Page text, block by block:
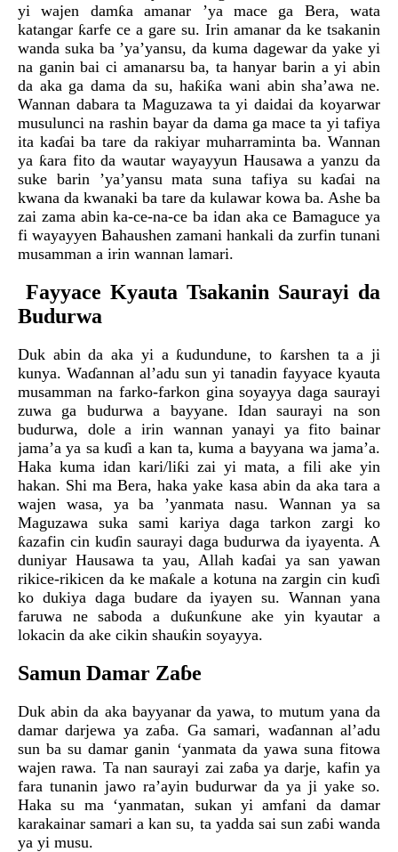
yi wajen damƙa amanar ’ya mace ga Bera, wata
katangar ƙarfe ce a gare su. Irin amanar da ke tsakanin
wanda suka ba ’ya’yansu, da kuma dagewar da yake yi
na ganin bai ci amanarsu ba, ta hanyar barin a yi abin
da aka ga dama da su, haƙiƙa wani abin sha’awa ne.
Wannan dabara ta Maguzawa ta yi daidai da koyarwar
musulunci na rashin bayar da dama ga mace ta yi tafiya
ita kaɗai ba tare da rakiyar muharraminta ba. Wannan
ya ƙara fito da wautar wayayyun Hausawa a yanzu da
suke barin ’ya’yansu mata suna tafiya su kaɗai na
kwana da kwanaki ba tare da kulawar kowa ba. Ashe ba
zai zama abin ka-ce-na-ce ba idan aka ce Bamaguce ya
fi wayayyen Bahaushen zamani hankali da zurfin tunani
musamman a irin wannan lamari.
Fayyace Kyauta Tsakanin Saurayi da
Budurwa
Duk abin da aka yi a ƙudundune, to ƙarshen ta a ji
kunya. Waɗannan al’adu sun yi tanadin fayyace kyauta
musamman na farko-farkon gina soyayya daga saurayi
zuwa ga budurwa a bayyane. Idan saurayi na son
budurwa, dole a irin wannan yanayi ya fito bainar
jama’a ya sa kuɗi a kan ta, kuma a bayyana wa jama’a.
Haka kuma idan kari/liƙi zai yi mata, a fili ake yin
hakan. Shi ma Bera, haka yake kasa abin da aka tara a
wajen wasa, ya ba ’yanmata nasu. Wannan ya sa
Maguzawa suka sami kariya daga tarkon zargi ko
ƙazafin cin kuɗin saurayi daga budurwa da iyayenta. A
duniyar Hausawa ta yau, Allah kaɗai ya san yawan
rikice-rikicen da ke maƙale a kotuna na zargin cin kuɗi
ko dukiya daga budare da iyayen su. Wannan yana
faruwa ne saboda a duƙunƙune ake yin kyautar a
lokacin da ake cikin shauƙin soyayya.
Samun Damar Zaɓe
Duk abin da aka bayyanar da yawa, to mutum yana da
damar darjewa ya zaɓa. Ga samari, waɗannan al’adu
sun ba su damar ganin ‘yanmata da yawa suna fitowa
wajen rawa. Ta nan saurayi zai zaɓa ya darje, kafin ya
fara tunanin jawo ra’ayin budurwar da ya ji yake so.
Haka su ma ‘yanmatan, sukan yi amfani da damar
karakainar samari a kan su, ta yadda sai sun zaɓi wanda
ya yi musu.